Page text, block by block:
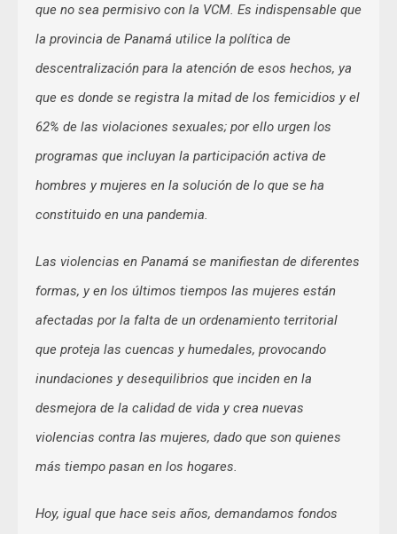
que no sea permisivo con la VCM. Es indispensable que
la provincia de Panamá utilice la política de
descentralización para la atención de esos hechos, ya
que es donde se registra la mitad de los femicidios y el
62% de las violaciones sexuales; por ello urgen los
programas que incluyan la participación activa de
hombres y mujeres en la solución de lo que se ha
constituido en una pandemia.
Las violencias en Panamá se manifiestan de diferentes
formas, y en los últimos tiempos las mujeres están
afectadas por la falta de un ordenamiento territorial
que proteja las cuencas y humedales, provocando
inundaciones y desequilibrios que inciden en la
desmejora de la calidad de vida y crea nuevas
violencias contra las mujeres, dado que son quienes
más tiempo pasan en los hogares.
Hoy, igual que hace seis años, demandamos fondos